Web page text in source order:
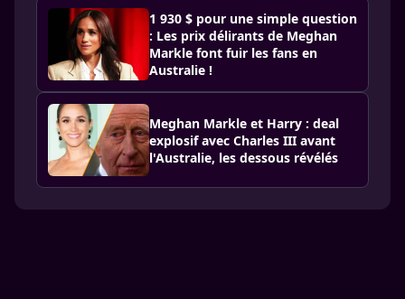
1 930 $ pour une simple question
: Les prix délirants de Meghan
Markle font fuir les fans en
Australie !
Meghan Markle et Harry : deal
explosif avec Charles III avant
l'Australie, les dessous révélés